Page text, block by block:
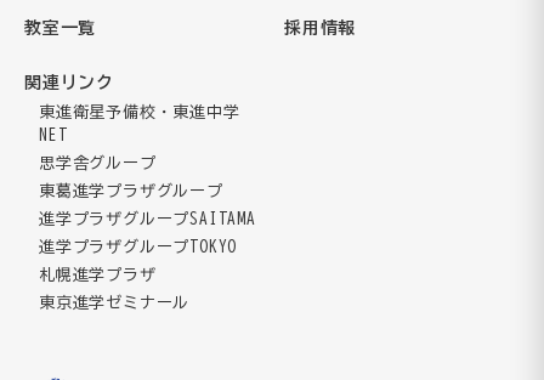
教室一覧 採用情報
関連リンク
東進衛星予備校・東進中学
NET
思学舎グループ
東葛進学プラザグループ
進学プラザグループSAITAMA
進学プラザグループTOKYO
札幌進学プラザ
東京進学ゼミナール